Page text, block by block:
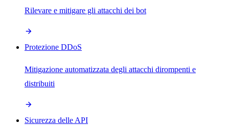
Rilevare e mitigare gli attacchi dei bot
Protezione DDoS
Mitigazione automatizzata degli attacchi dirompenti e
distribuiti
Sicurezza delle API